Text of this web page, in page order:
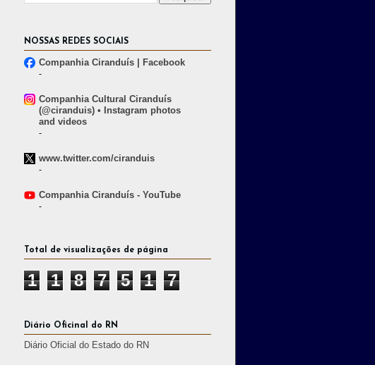
NOSSAS REDES SOCIAIS
Companhia Ciranduís | Facebook
-
Companhia Cultural Ciranduís
(@ciranduis) • Instagram photos
and videos
-
www.twitter.com/ciranduis
-
Companhia Ciranduís - YouTube
-
Total de visualizações de página
1 1 8 7 5 1 7
Diário Oficinal do RN
Diário Oficial do Estado do RN